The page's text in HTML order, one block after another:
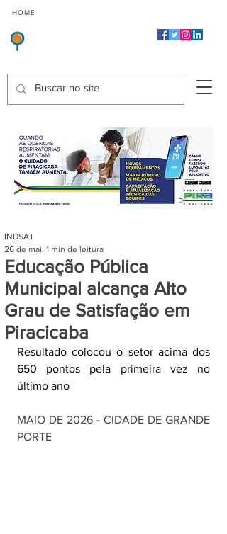
HOME
Educação Pública
Municipal alcança Alto
Grau de Satisfação em
Piracicaba
INDSAT
26 de mai. 1 min de leitura
Resultado colocou o setor acima dos
650 pontos pela primeira vez no
último ano
MAIO DE 2026 - CIDADE DE GRANDE
PORTE